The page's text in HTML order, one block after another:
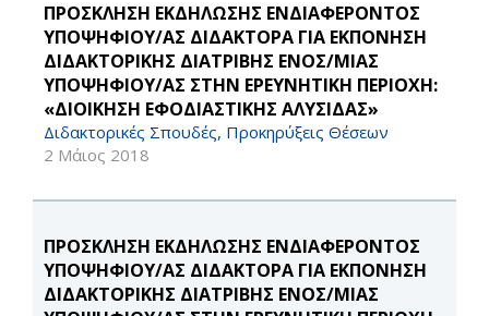
ΠΡΟΣΚΛΗΣΗ ΕΚΔΗΛΩΣΗΣ ΕΝΔΙΑΦΕΡΟΝΤΟΣ
ΥΠΟΨΗΦΙΟΥ/ΑΣ ΔΙΔΑΚΤΟΡΑ ΓΙΑ ΕΚΠΌΝΗΣΗ
ΔΙΔΑΚΤΟΡΙΚΉΣ ΔΙΑΤΡΙΒΉΣ ΕΝΌΣ/ΜΊΑΣ
ΥΠΟΨΗΦΊΟΥ/ΑΣ ΣΤΗΝ ΕΡΕΥΝΗΤΙΚΉ ΠΕΡΙΟΧΉ:
«ΔΙΟΊΚΗΣΗ ΕΦΟΔΙΑΣΤΙΚΉΣ ΑΛΥΣΊΔΑΣ»
Διδακτορικές Σπουδές, Προκηρύξεις Θέσεων
2 Μάιος 2018
ΠΡΟΣΚΛΗΣΗ ΕΚΔΗΛΩΣΗΣ ΕΝΔΙΑΦΕΡΟΝΤΟΣ
ΥΠΟΨΗΦΙΟΥ/ΑΣ ΔΙΔΑΚΤΟΡΑ ΓΙΑ ΕΚΠΌΝΗΣΗ
ΔΙΔΑΚΤΟΡΙΚΗΣ ΔΙΑΤΡΙΒΗΣ ΕΝΟΣ/ΜΙΑΣ